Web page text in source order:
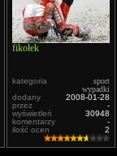
fikołek
kategoria
sport
wypadki
dodany
2008-01-28
przez
-
wyświetleń
30948
komentarzy
-
ilość ocen
2